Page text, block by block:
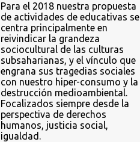
Para el 2018 nuestra propuesta
de actividades de educativas se
centra principalmente en
reivindicar la grandeza
sociocultural de las culturas
subsaharianas, y el vínculo que
engrana sus tragedias sociales
con nuestro hiper-consumo y la
destrucción medioambiental.
Focalizados siempre desde la
perspectiva de derechos
humanos, justicia social,
igualdad.